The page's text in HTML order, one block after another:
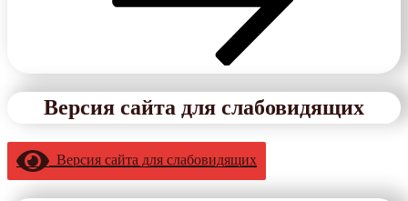
Версия сайта для слабовидящих
Версия сайта для слабовидящих